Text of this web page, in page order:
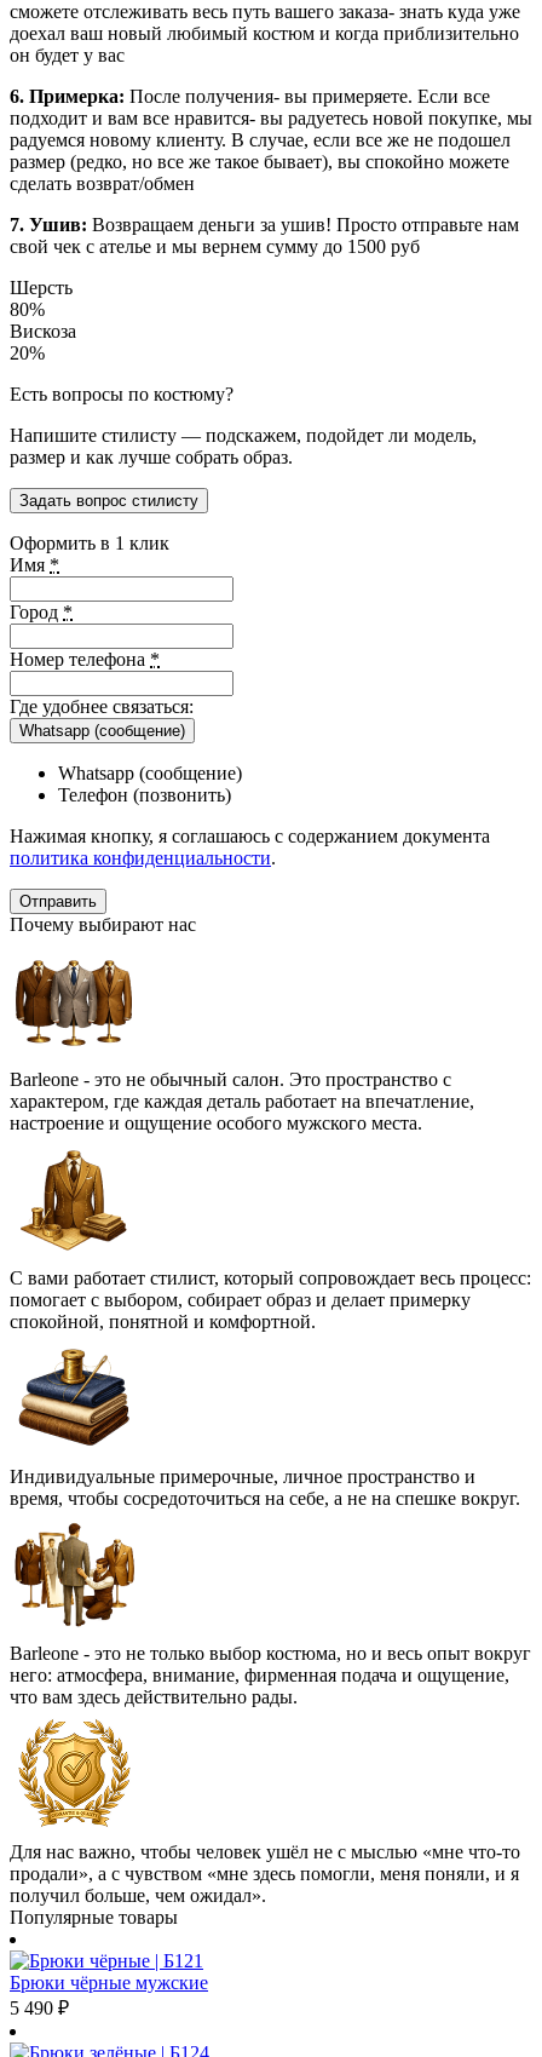
сможете отслеживать весь путь вашего заказа- знать куда уже
доехал ваш новый любимый костюм и когда приблизительно
он будет у вас
6. Примерка: После получения- вы примеряете. Если все
подходит и вам все нравится- вы радуетесь новой покупке, мы
радуемся новому клиенту. В случае, если все же не подошел
размер (редко, но все же такое бывает), вы спокойно можете
сделать возврат/обмен
7. Ушив: Возвращаем деньги за ушив! Просто отправьте нам
свой чек с ателье и мы вернем сумму до 1500 руб
Шерсть
80%
Вискоза
20%
Есть вопросы по костюму?
Напишите стилисту — подскажем, подойдет ли модель,
размер и как лучше собрать образ.
Задать вопрос стилисту
Оформить в 1 клик
Имя *
Город *
Номер телефона *
Где удобнее связаться:
Whatsapp (сообщение)
Whatsapp (сообщение)
Телефон (позвонить)
Нажимая кнопку, я соглашаюсь с содержанием документа
политика конфиденциальности.
Почему выбирают нас
Barleone - это не обычный салон. Это пространство с
характером, где каждая деталь работает на впечатление,
настроение и ощущение особого мужского места.
С вами работает стилист, который сопровождает весь процесс:
помогает с выбором, собирает образ и делает примерку
спокойной, понятной и комфортной.
Индивидуальные примерочные, личное пространство и
время, чтобы сосредоточиться на себе, а не на спешке вокруг.
Barleone - это не только выбор костюма, но и весь опыт вокруг
него: атмосфера, внимание, фирменная подача и ощущение,
что вам здесь действительно рады.
Для нас важно, чтобы человек ушёл не с мыслью «мне что-то
продали», а с чувством «мне здесь помогли, меня поняли, и я
получил больше, чем ожидал».
Популярные товары
Брюки чёрные мужские
5 490 ₽